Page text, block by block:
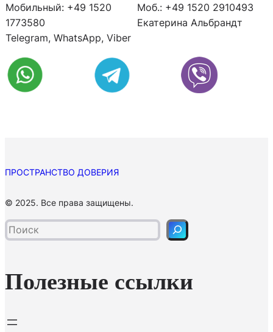
Мобильный: +49 1520
1773580
Telegram, WhatsApp, Viber
Моб.: +49 1520 2910493
Екатерина Альбрандт
ПРОСТРАНСТВО ДОВЕРИЯ
© 2025. Все права защищены.
о
и
Полезные ссылки